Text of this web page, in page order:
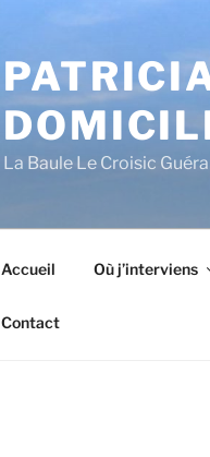
La Baule Le Croisic
Accueil Où j’interviens
Contact